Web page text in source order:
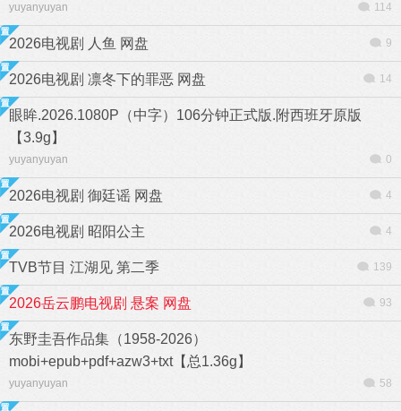
yuyanyuyan 114
2026电视剧 人鱼 网盘 9
2026电视剧 凛冬下的罪恶 网盘 14
眼眸.2026.1080P（中字）106分钟正式版.附西班牙原版
【3.9g】
yuyanyuyan 0
2026电视剧 御廷谣 网盘 4
2026电视剧 昭阳公主 4
TVB节目 江湖见 第二季 139
2026岳云鹏电视剧 悬案 网盘 93
东野圭吾作品集（1958-2026）
mobi+epub+pdf+azw3+txt【总1.36g】
yuyanyuyan 58